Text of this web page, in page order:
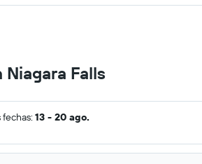
Falls
13 - 20 ago.